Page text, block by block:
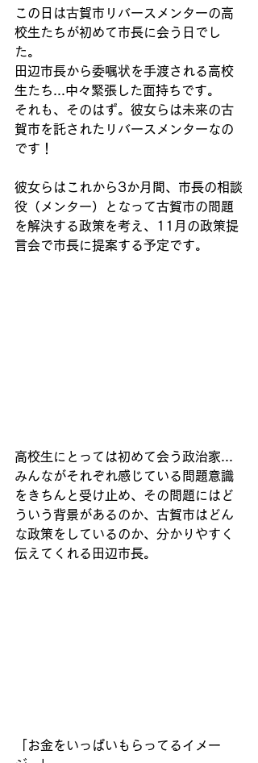
この日は古賀市リバースメンターの高
校生たちが初めて市長に会う日でし
た。
田辺市長から委嘱状を手渡される高校
生たち...中々緊張した面持ちです。
それも、そのはず。彼女らは未来の古
賀市を託されたリバースメンターなの
です！
彼女らはこれから3か月間、市長の相談
役（メンター）となって古賀市の問題
を解決する政策を考え、11月の政策提
言会で市長に提案する予定です。
高校生にとっては初めて会う政治家...
みんながそれぞれ感じている問題意識
をきちんと受け止め、その問題にはど
ういう背景があるのか、古賀市はどん
な政策をしているのか、分かりやすく
伝えてくれる田辺市長。
「お金をいっぱいもらってるイメー